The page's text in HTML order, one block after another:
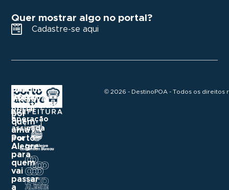
Quer mostrar algo no portal?
Cadastre-se aqui
Destino
POA
Um
portal
construído
por
quem
ama
Porto
Alegre
para
quem
vai
passar
a
Uma
iniciativa
oficial
e
assinada
por
Realização
e
operação
© 2026 - DestinoPOA - Todos os direitos